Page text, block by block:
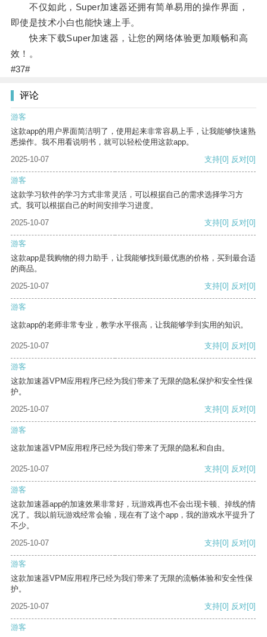
不仅如此，Super加速器还拥有简单易用的操作界面，
即使是技术小白也能快速上手。
快来下载Super加速器，让您的网络体验更加顺畅和高
效！。
#37#
评论
游客
这款app的用户界面简洁明了，使用起来非常容易上手，让我能够快速熟
悉操作。我不用看说明书，就可以轻松使用这款app。
2025-10-07
支持[0] 反对[0]
游客
这款学习软件的学习方式非常灵活，可以根据自己的需求选择学习方
式。我可以根据自己的时间安排学习进度。
2025-10-07
支持[0] 反对[0]
游客
这款app是我购物的得力助手，让我能够找到最优惠的价格，买到最合适
的商品。
2025-10-07
支持[0] 反对[0]
游客
这款app的老师非常专业，教学水平很高，让我能够学到实用的知识。
2025-10-07 支持[0] 反对[0]
游客
这款加速器VPM应用程序已经为我们带来了无限的隐私保护和安全性保
护。
2025-10-07
支持[0] 反对[0]
游客
这款加速器VPM应用程序已经为我们带来了无限的隐私和自由。
2025-10-07 支持[0] 反对[0]
游客
这款加速器app的加速效果非常好，玩游戏再也不会出现卡顿、掉线的情
况了。我以前玩游戏经常会输，现在有了这个app，我的游戏水平提升了
不少。
2025-10-07
支持[0] 反对[0]
游客
这款加速器VPM应用程序已经为我们带来了无限的流畅体验和安全性保
护。
2025-10-07
支持[0] 反对[0]
游客